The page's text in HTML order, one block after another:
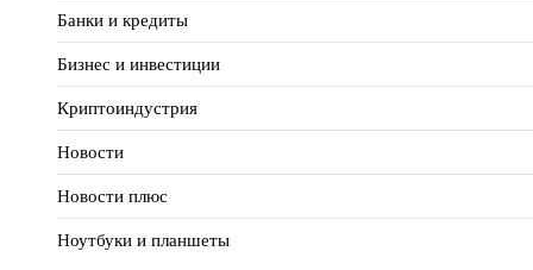
Банки и кредиты
Бизнес и инвестиции
Криптоиндустрия
Новости
Новости плюс
Ноутбуки и планшеты